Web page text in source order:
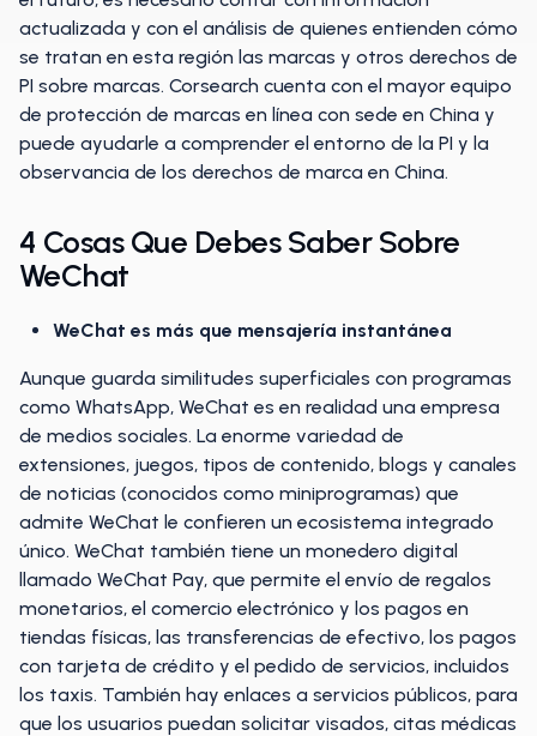
actualizada y con el análisis de quienes entienden cómo
se tratan en esta región las marcas y otros derechos de
PI sobre marcas. Corsearch cuenta con el mayor equipo
de protección de marcas en línea con sede en China y
puede ayudarle a comprender el entorno de la PI y la
observancia de los derechos de marca en China.
4 Cosas Que Debes Saber Sobre
WeChat
WeChat es más que mensajería instantánea
Aunque guarda similitudes superficiales con programas
como WhatsApp, WeChat es en realidad una empresa
de medios sociales. La enorme variedad de
extensiones, juegos, tipos de contenido, blogs y canales
de noticias (conocidos como miniprogramas) que
admite WeChat le confieren un ecosistema integrado
único. WeChat también tiene un monedero digital
llamado WeChat Pay, que permite el envío de regalos
monetarios, el comercio electrónico y los pagos en
tiendas físicas, las transferencias de efectivo, los pagos
con tarjeta de crédito y el pedido de servicios, incluidos
los taxis. También hay enlaces a servicios públicos, para
que los usuarios puedan solicitar visados, citas médicas